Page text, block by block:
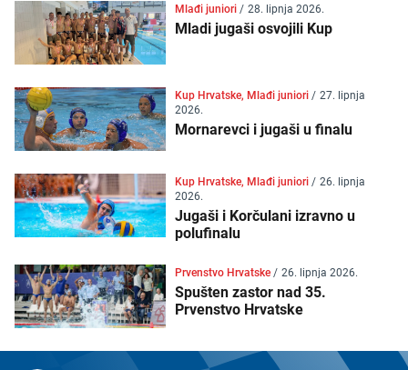
Mlađi juniori / 28. lipnja 2026.
Mladi jugaši osvojili Kup
Kup Hrvatske, Mlađi juniori / 27. lipnja
2026.
Mornarevci i jugaši u finalu
Kup Hrvatske, Mlađi juniori / 26. lipnja
2026.
Jugaši i Korčulani izravno u
polufinalu
Prvenstvo Hrvatske / 26. lipnja 2026.
Spušten zastor nad 35.
Prvenstvo Hrvatske